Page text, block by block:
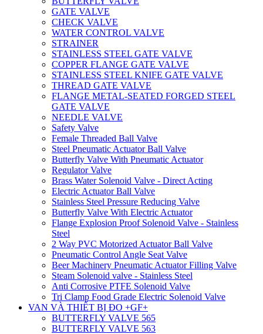
GATE VALVE
CHECK VALVE
WATER CONTROL VALVE
STRAINER
STAINLESS STEEL GATE VALVE
COPPER FLANGE GATE VALVE
STAINLESS STEEL KNIFE GATE VALVE
THREAD GATE VALVE
FLANGE METAL-SEATED FORGED STEEL
GATE VALVE
NEEDLE VALVE
Safety Valve
Female Threaded Ball Valve
Steel Pneumatic Actuator Ball Valve
Butterfly Valve With Pneumatic Actuator
Regulator Valve
Brass Water Solenoid Valve - Direct Acting
Electric Actuator Ball Valve
Stainless Steel Pressure Reducing Valve
Butterfly Valve With Electric Actuator
Flange Explosion Proof Solenoid Valve - Stainless
Steel
2 Way PVC Motorized Actuator Ball Valve
Pneumatic Control Angle Seat Valve
Beer Machinery Pneumatic Actuator Filling Valve
Steam Solenoid valve - Stainless Steel
Anti Corrosive PTFE Solenoid Valve
Tri Clamp Food Grade Electric Solenoid Valve
VAN VÀ THIẾT BỊ ĐO +GF+
BUTTERFLY VALVE 565
BUTTERFLY VALVE 563